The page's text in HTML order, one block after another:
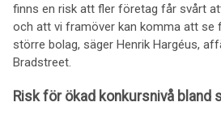
finns en risk att fler företag får svårt
och att vi framöver kan komma att se
större bolag, säger Henrik Hargéus,
Bradstreet.
Risk för ökad konkursnivå bland